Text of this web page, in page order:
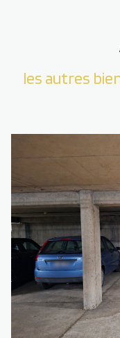
les autres